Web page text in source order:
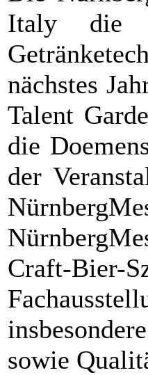
Italy die
nächstes
Talent
die
der
Craft-
sowie